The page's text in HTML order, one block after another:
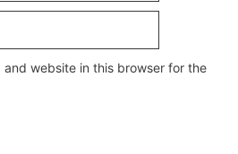
and website in this browser for the